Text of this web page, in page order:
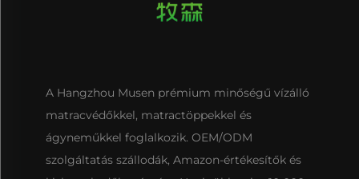
A Hangzhou Musen prémium minőségű vízálló
matracvédőkkel, matractöppekkel és
ágyneműkkel foglalkozik. OEM/ODM
szolgáltatás szállodák, Amazon-értékesítők és